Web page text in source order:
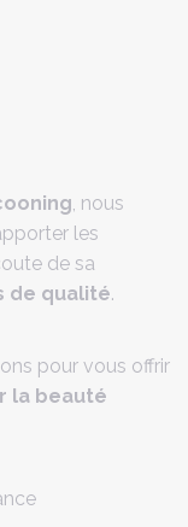
, nous
les
de sa
de qualité.
pour vous offrir
la beauté